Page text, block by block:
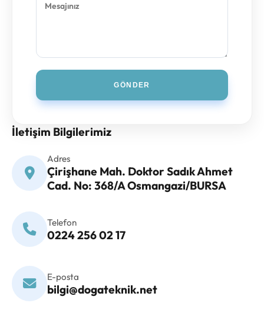
GÖNDER
İletişim Bilgilerimiz
Adres
Çirişhane Mah. Doktor Sadık Ahmet
Cad. No: 368/A Osmangazi/BURSA
Telefon
0224 256 02 17
E-posta
bilgi@dogateknik.net